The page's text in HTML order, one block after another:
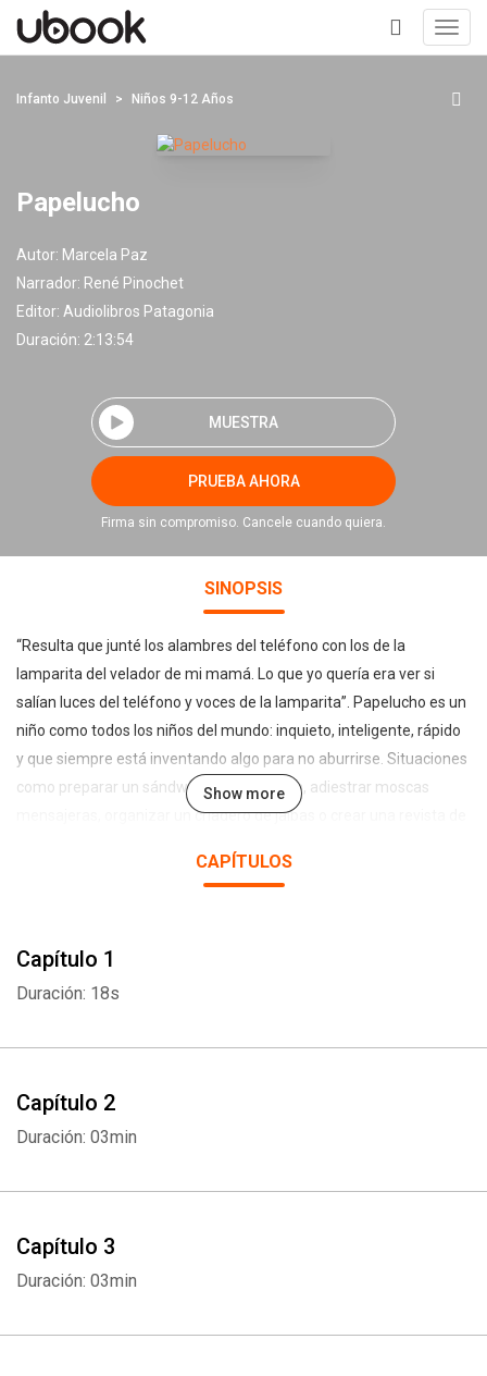
+
Infanto Juvenil Niños 9-12 Años
Papelucho
Autor: Marcela Paz
Narrador: René Pinochet
Editor: Audiolibros Patagonia
Duración: 2:13:54
MUESTRA
PRUEBA AHORA
Firma sin compromiso. Cancele cuando quiera.
SINOPSIS
“Resulta que junté los alambres del teléfono con los de la
lamparita del velador de mi mamá. Lo que yo quería era ver si
salían luces del teléfono y voces de la lamparita”. Papelucho es un
niño como todos los niños del mundo: inquieto, inteligente, rápido
y que siempre está inventando algo para no aburrirse. Situaciones
como preparar un sándwich para un ratón, adiestrar moscas
mensajeras, organizar un criadero de jaibas o crear una revista de
niño nos escribe en su diario de vida. Este es el primero de una
años que es un imperdible de la literatura infantil. Editado en
inglés, italiano, alemán, japonés, griego y francés. Ha vendido
Show more
CAPÍTULOS
Capítulo 1
Duración: 18s
Capítulo 2
Duración: 03min
Capítulo 3
Duración: 03min